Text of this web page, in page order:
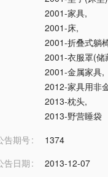
2001-家具,
2001-床,
2001-折叠式躺
2001-衣服罩(储
2001-金属家具,
2012-家具用非
2013-枕头,
2013-野营睡袋
告期号
1374
告日期
2013-12-07